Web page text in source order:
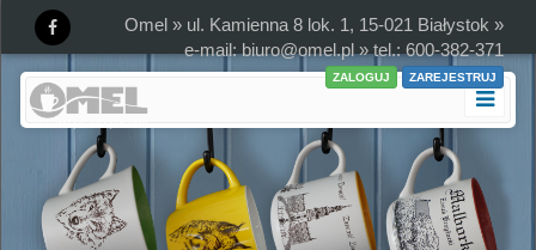
Omel » ul. Kamienna 8 lok. 1, 15-021 Białystok »
e-mail:biuro@omel.pl» tel.: 600-382-371
ZALOGUJ ZAREJESTRUJ